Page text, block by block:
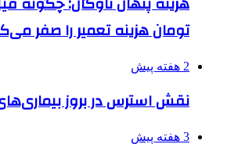
تومان هزینه تعمیر را صفر
2 هفته پیش
نقش استرس در بروز
3 هفته پیش